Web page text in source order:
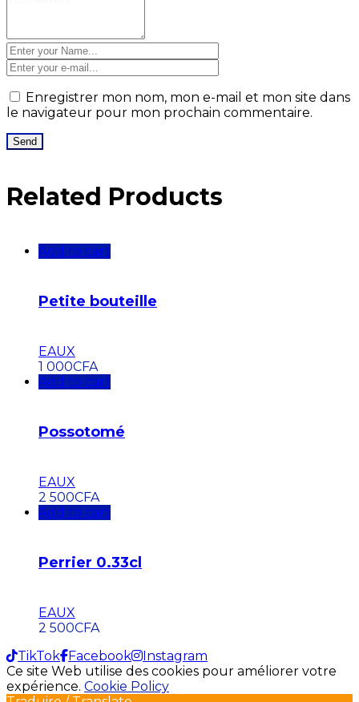
Enregistrer mon nom, mon e-mail et mon site dans
le navigateur pour mon prochain commentaire.
Related Products
Add to cart
Petite bouteille
EAUX
1 000CFA
Add to cart
Possotomé
EAUX
2 500CFA
Add to cart
Perrier 0.33cl
EAUX
2 500CFA
TikTok
Facebook
Instagram
Ce site Web utilise des cookies pour améliorer votre
expérience. Cookie Policy